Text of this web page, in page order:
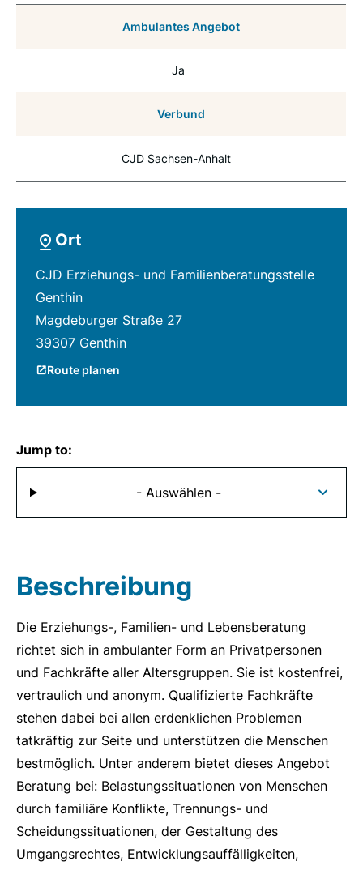
Ambulantes Angebot
Ja
Verbund
CJD Sachsen-Anhalt
Ort
CJD Erziehungs- und Familienberatungsstelle
Genthin
Magdeburger Straße 27
39307 Genthin
Route planen
Jump to:
- Auswählen -
Beschreibung
Die Erziehungs-, Familien- und Lebensberatung
richtet sich in ambulanter Form an Privatpersonen
und Fachkräfte aller Altersgruppen. Sie ist kostenfrei,
vertraulich und anonym. Qualifizierte Fachkräfte
stehen dabei bei allen erdenklichen Problemen
tatkräftig zur Seite und unterstützen die Menschen
bestmöglich. Unter anderem bietet dieses Angebot
Beratung bei: Belastungssituationen von Menschen
durch familiäre Konflikte, Trennungs- und
Scheidungssituationen, der Gestaltung des
Umgangsrechtes, Entwicklungsauffälligkeiten,